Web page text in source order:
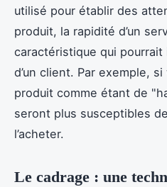
utilisé pour établir des
produit, la rapidité d’un
caractéristique qui
d’un client. Par exemple,
produit comme étant de
seront plus susceptibles
l’acheter.
Le cadrage : une